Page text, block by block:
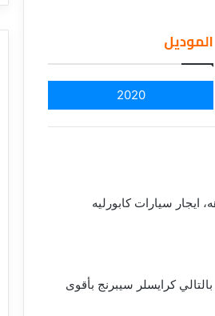
الموديل
2020
كرايسلر سيبرنج بأقوى